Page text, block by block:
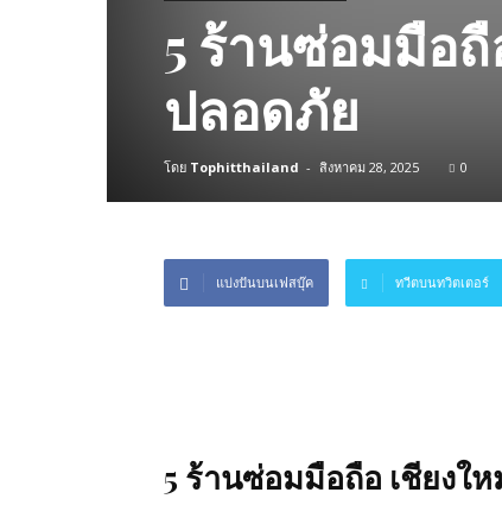
5 ร้านซ่อมมือ
ปลอดภัย
โดย Tophitthailand - สิงหาคม 28, 2025 0
แบ่งปันบนเฟสบุ๊ค ทวีตบนทวิตเตอร์
5 ร้านซ่อมมือถือ เชียงใ